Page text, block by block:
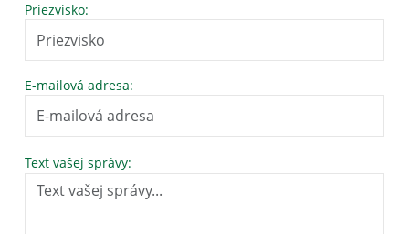
Priezvisko:
E-mailová adresa:
Text vašej správy: